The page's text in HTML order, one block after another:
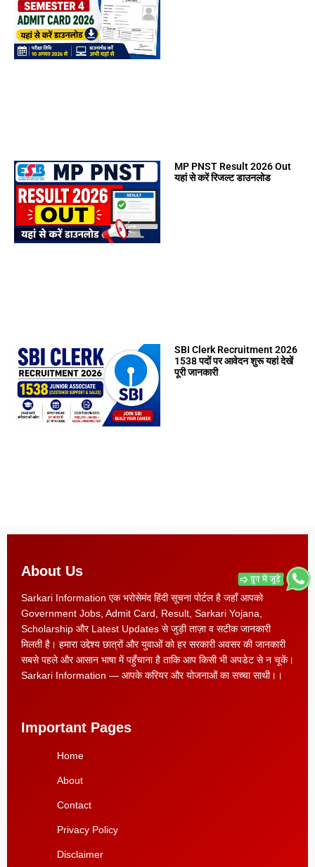
MP PNST Result 2026 Out
यहां से करें रिजल्ट डाउनलोड
SBI Clerk Recruitment 2026
1538 पदों पर आवेदन शुरू यहां देखें
पूरी जानकारी
About Us
Sarkari Information एक भरोसेमंद हिंदी सूचना पोर्टल है जहाँ आपको
Government Jobs, Admit Card, Result, Sarkari Yojana,
Scholarship और Latest Updates से जुड़ी ताज़ा व सटीक जानकारी
मिलती है। हमारा उद्देश्य छात्रों और युवाओं को हर सरकारी अवसर की जानकारी
सबसे पहले और आसान भाषा में पहुँचाना है ताकि आप किसी भी अपडेट से न चूकें।
Sarkari Information — आपके करियर और योजनाओं का सच्चा साथी।।
Important Pages
Home
About
Contact
Privacy Policy
Disclaimer